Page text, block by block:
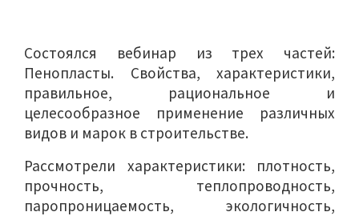
Состоялся вебинар из трех частей:
Пенопласты. Свойства, характеристики,
правильное, рациональное и
целесообразное применение различных
видов и марок в строительстве.
Рассмотрели характеристики: плотность,
прочность, теплопроводность,
паропроницаемость, экологичность,